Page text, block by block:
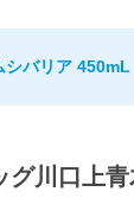
シバリア 450mL
グ川口上